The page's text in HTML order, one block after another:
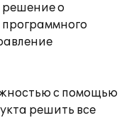
о
с помощью
решить все